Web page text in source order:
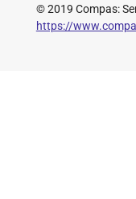
© 2019 Compas:
https://